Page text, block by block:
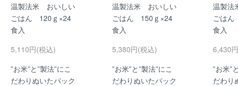
温製法米 おいしい
ごはん 120ｇ×24
食入
5,110円(税込)
”お米”と”製法”にこ
だわりぬいたパック
温製法米 おいしい
ごはん 150ｇ×24
食入
5,380円(税込)
”お米”と”製法”にこ
だわりぬいたパック
温製
ごは
食入
6,430
”お米”
だわり